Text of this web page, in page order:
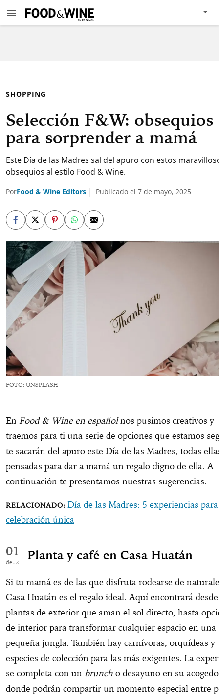
SHOPPING
Selección F&W: obsequios
para sorprender a mamá
Este Día de las Madres sal del apuro con estos
obsequios al estilo Food & Wine.
PorFood & Wine Editors Publicado el 7 de mayo, 2025
FOTO: UNSPLASH
En Food & Wine en españolnos pusimos creativos y
traemos para ti una serie de opciones que estamos
te sacarán del apuro este Día de las Madres, todas
pensadas para dar a mamá un regalo digno de ella. A
continuación te presentamos nuestras sugerencias:
Día de las Madres: 5 experiencias
celebración única
01
12
Planta y café en Casa Huatán
Si tu mamá es de las que disfruta rodearse de
Casa Huatán es el regalo ideal. Aquí encontrará desde
plantas de exterior que aman el sol directo, hasta
de interior para transformar cualquier espacio en una
pequeña jungla. También hay carnívoras, orquídeas y
especies de colección para las más exigentes. La
se completa con un brunch o desayuno en su
donde podrán compartir un momento especial entre